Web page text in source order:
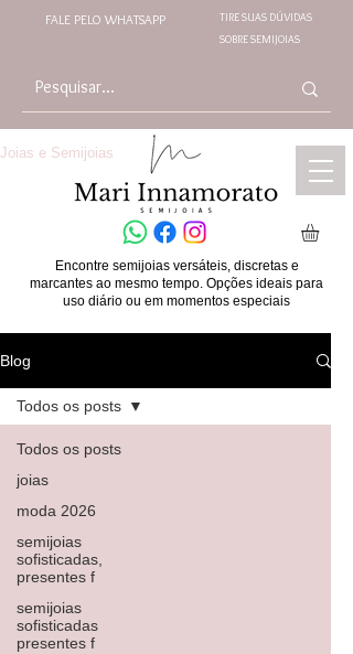
FALE PELO WHATSAPP
TIRE SUAS DÚVIDAS
SOBRE SEMIJOIAS
Joias e Semijoias
Encontre semijoias versáteis, discretas e
marcantes ao mesmo tempo. Opções ideais para
uso diário ou em momentos especiais
Blog
Todos os posts
joias
moda 2026
semijoias
sofisticadas,
presentes f
semijoias
sofisticadas
presentes f
Todos os posts